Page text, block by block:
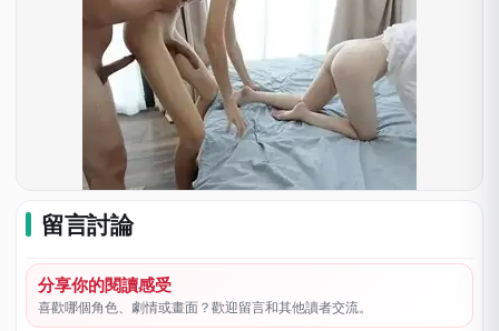
留言討論
分享你的閱讀感受
喜歡哪個角色、劇情或畫面？歡迎留言和其他讀者交流。